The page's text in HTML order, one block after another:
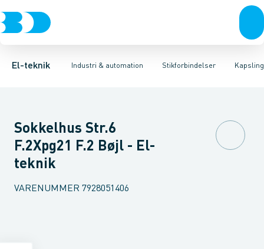
El-teknik Industri & automation
Afbrydere, stikkontakter & lampeudtagForgreningsmateriel
Stikforbindelser
Industristiksystemer Frekvensomformere og softstartere
Kapsling for industristikTilbehør til industrielle konnektorer
Sokkelhus Str.6
F.2Xpg21 F.2 Bøjl - El-
teknik
VARENUMMER 7928051406